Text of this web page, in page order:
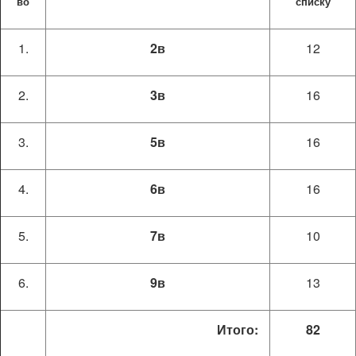
2в 12
3в 16
5в 16
6в 16
7в 10
9в 13
Итого: 82